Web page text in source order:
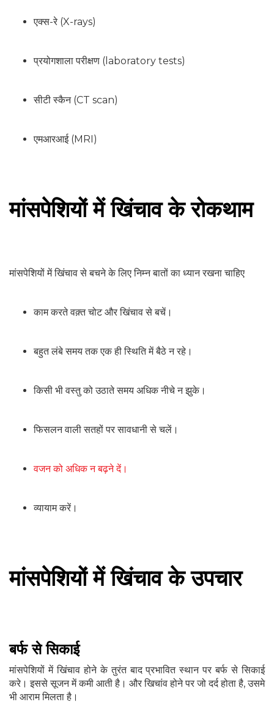
एक्स-रे (X-rays)
प्रयोगशाला परीक्षण (laboratory tests)
सीटी स्कैन (CT scan)
एमआरआई (MRI)
मांसपेशियों में खिंचाव के रोकथाम
मांसपेशियों में खिंचाव से बचने के लिए निम्न बातों का ध्यान रखना चाहिए
काम करते वक़्त चोट और खिंचाव से बचें।
बहुत लंबे समय तक एक ही स्थिति में बैठे न रहे।
किसी भी वस्तु को उठाते समय अधिक नीचे न झुके।
फिसलन वाली सतहों पर सावधानी से चलें।
वजन को अधिक न बढ़ने दें।
व्यायाम करें।
मांसपेशियों में खिंचाव के उपचार
बर्फ से सिकाई
मांसपेशियों में खिंचाव होने के तुरंत बाद प्रभावित स्थान पर बर्फ से सिकाई
करे। इससे सूजन में कमी आती है। और खिचांव होने पर जो दर्द होता है, उसमे
भी आराम मिलता है।